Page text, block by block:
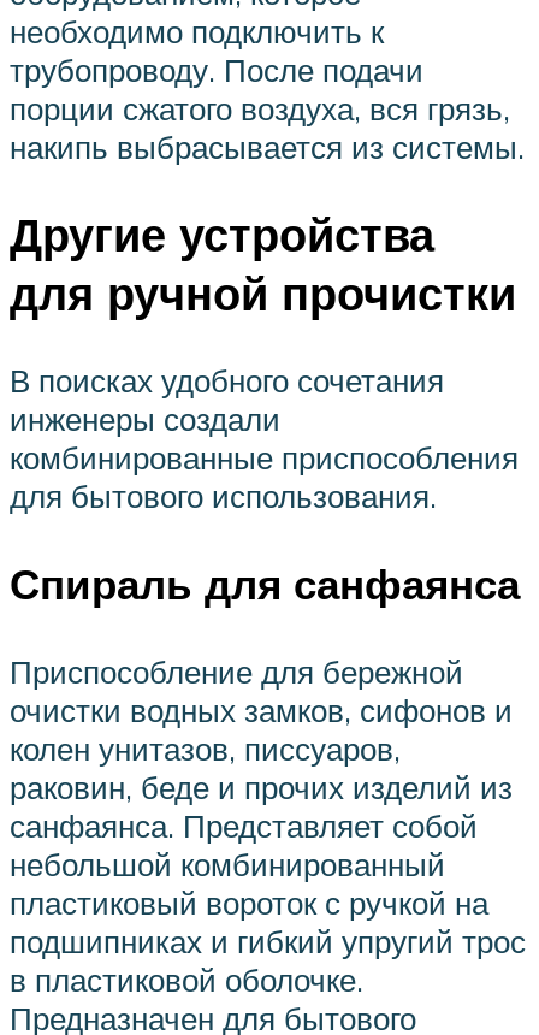
необходимо подключить к
трубопроводу. После подачи
порции сжатого воздуха, вся грязь,
накипь выбрасывается из системы.
Другие устройства
для ручной прочистки
В поисках удобного сочетания
инженеры создали
комбинированные приспособления
для бытового использования.
Спираль для санфаянса
Приспособление для бережной
очистки водных замков, сифонов и
колен унитазов, писсуаров,
раковин, беде и прочих изделий из
санфаянса. Представляет собой
небольшой комбинированный
пластиковый вороток с ручкой на
подшипниках и гибкий упругий трос
в пластиковой оболочке.
Предназначен для бытового